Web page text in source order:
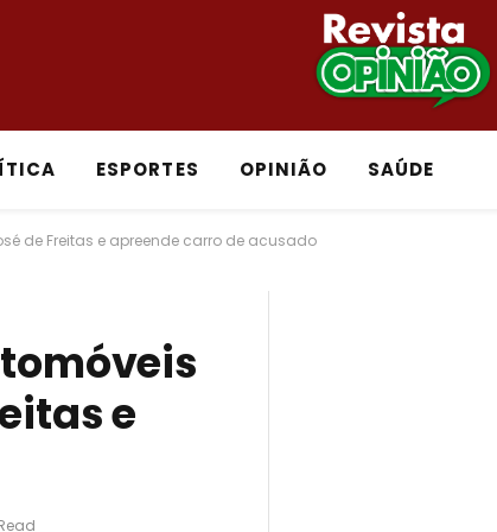
ESPORTES OPINIÃO SAÚDE
de Freitas e apreende carro de acusado
e